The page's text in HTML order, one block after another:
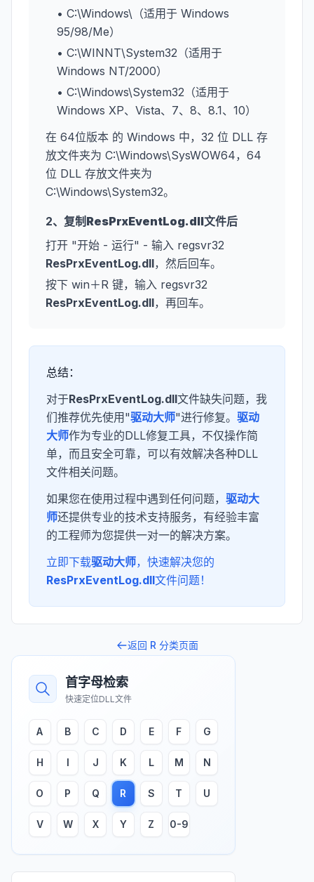
• C:\Windows\（适用于 Windows
95/98/Me）
• C:\WINNT\System32（适用于
Windows NT/2000）
• C:\Windows\System32（适用于
Windows XP、Vista、7、8、8.1、10）
在 64位版本 的 Windows 中，32 位 DLL 存
放文件夹为 C:\Windows\SysWOW64，64
位 DLL 存放文件夹为
C:\Windows\System32。
2、复制 ResPrxEventLog.dll文件后
打开 "开始 - 运行" - 输入 regsvr32
ResPrxEventLog.dll，然后回车。
按下 win＋R 键，输入 regsvr32
ResPrxEventLog.dll，再回车。
总结：
对于ResPrxEventLog.dll文件缺失问题，我
们推荐优先使用"驱动大师"进行修复。 驱动
大师作为专业的DLL修复工具，不仅操作简
单，而且安全可靠，可以有效解决各种DLL
文件相关问题。
如果您在使用过程中遇到任何问题， 驱动大
师还提供专业的技术支持服务，有经验丰富
的工程师为您提供一对一的解决方案。
立即下载驱动大师，快速解决您的
ResPrxEventLog.dll文件问题！
返回 R 分类页面
首字母检索
快速定位DLL文件
A B C D E F G
H I J K L M N
O P Q R S T U
V W X Y Z 0-9